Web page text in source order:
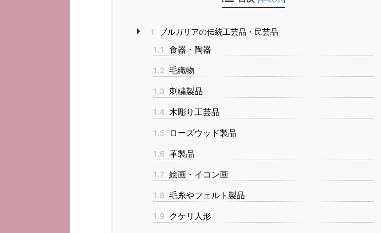
1 ブルガリアの伝統工芸品・民芸品
1.1 食器・陶器
1.2 毛織物
1.3 刺繍製品
1.4 木彫り工芸品
1.5 ローズウッド製品
1.6 革製品
1.7 絵画・イコン画
1.8 毛糸やフェルト製品
1.9 クケリ人形